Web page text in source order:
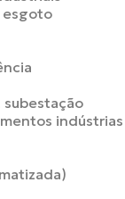
esgoto
subestação
indústrias